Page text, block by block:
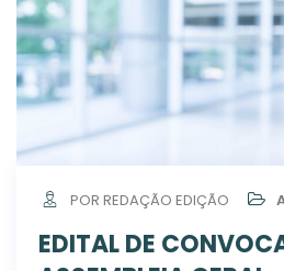
POR REDAÇÃO EDIÇÃO
EDITAL DE